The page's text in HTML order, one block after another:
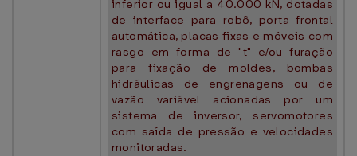
inferior ou igual a 40.000 kN, dotadas
de interface para robô, porta frontal
automática, placas fixas e móveis com
rasgo em forma de "t" e/ou furação
para fixação de moldes, bombas
hidráulicas de engrenagens ou de
vazão variável acionadas por um
sistema de inversor, servomotores
com saída de pressão e velocidades
monitoradas.